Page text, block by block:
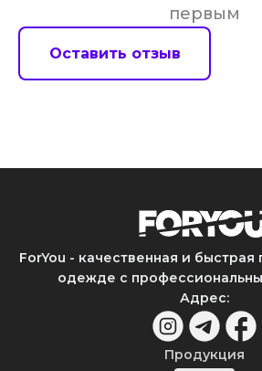
первым
Оставить отзыв
ForYou - качественная и быстрая
одежде с
Адрес:
Продукция